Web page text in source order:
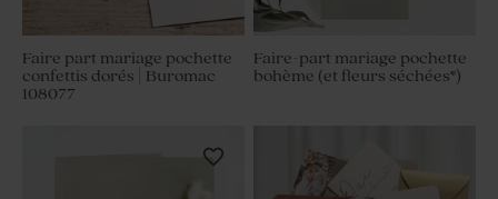
Faire part mariage pochette
confettis dorés | Buromac
108077
Faire-part mariage pochette
bohème (et fleurs séchées*)